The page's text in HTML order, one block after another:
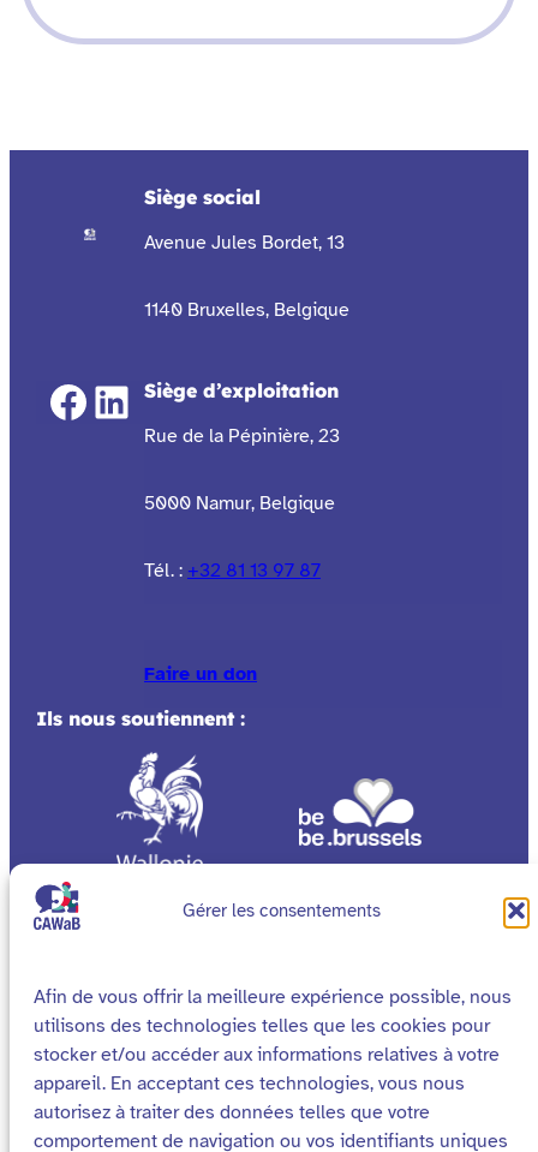
Gérer les consentements
Afin de vous offrir la meilleure expérience possible, nous
utilisons des technologies telles que les cookies pour
stocker et/ou accéder aux informations relatives à votre
appareil. En acceptant ces technologies, vous nous
autorisez à traiter des données telles que votre
comportement de navigation ou vos identifiants uniques
Facebook LinkedIn
Siège social
Avenue Jules Bordet, 13
1140 Bruxelles, Belgique
Siège d’exploitation
Rue de la Pépinière, 23
5000 Namur, Belgique
Tél. : +32 81 13 97 87
Faire un don
Ils nous soutiennent :